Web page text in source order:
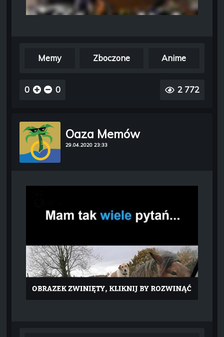
Memy Zboczone Anime
0 0 2 772
Oaza Memów
29.04.2020 23:33